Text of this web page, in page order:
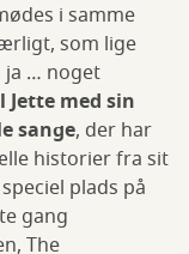
i samme
som lige
ja … noget
med sin
sange, der har
historier fra sit
plads på
gang
The